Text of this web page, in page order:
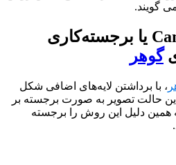
لایه‌های اضافی شکل
به صورت برجسته بر
این روش را برجسته